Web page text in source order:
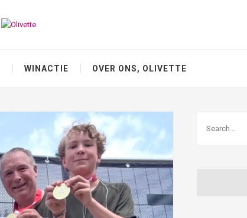
WINACTIE OVER ONS, OLIVETTE